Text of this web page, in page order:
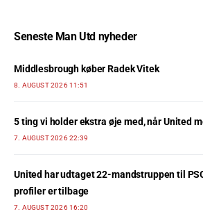
Seneste Man Utd nyheder
Middlesbrough køber Radek Vitek
8. AUGUST 2026 11:51
5 ting vi holder ekstra øje med, når United
7. AUGUST 2026 22:39
United har udtaget 22-mandstruppen til
profiler er tilbage
7. AUGUST 2026 16:20